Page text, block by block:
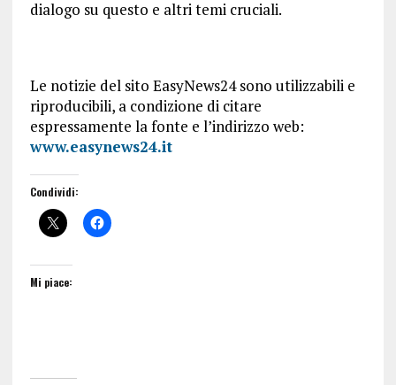
dialogo su questo e altri temi cruciali.
Le notizie del sito EasyNews24 sono utilizzabili e
riproducibili, a condizione di citare
espressamente la fonte e l’indirizzo web:
www.easynews24.it
Condividi:
Mi piace: